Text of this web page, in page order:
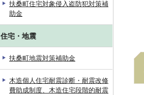
扶桑町住宅対象侵入盗防犯対策補
助金
住宅・地震
扶桑町地震対策補助金
木造個人住宅耐震診断・耐震改修
費助成制度、木造住宅段階的耐震